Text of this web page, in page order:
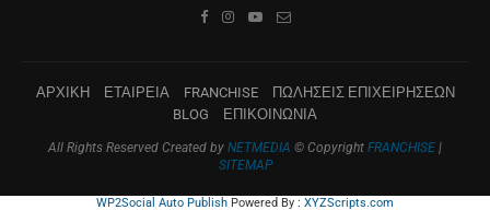
ΑΡΧΙΚΗ ΕΤΑΙΡΕΙΑ FRANCHISE
ΠΩΛΗΣΕΙΣ ΕΠΙΧΕΙΡΗΣΕΩΝ
BLOG
ΕΠΙΚΟΙΝΩΝΙΑ
All Rights Reserved Created by NETMEDIA © Copyright FRANCHISE |
SITEMAP
WP2Social Auto Publish Powered By : XYZScripts.com